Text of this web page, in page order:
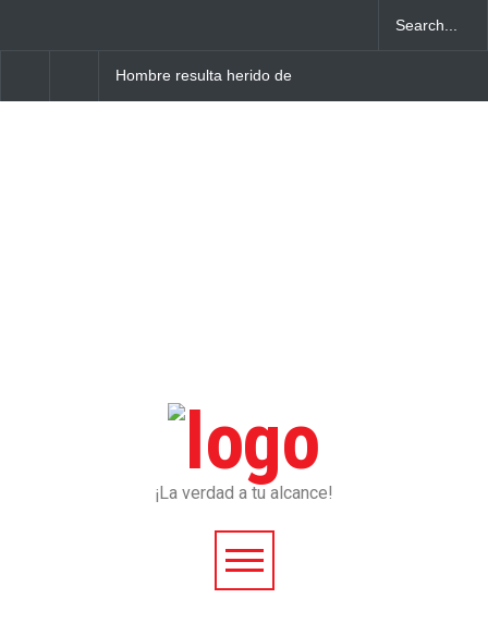
Hombre resulta herido de
de su pareja en Villa Cerro,
Turístico del Este tras
¡La verdad a tu alcance!